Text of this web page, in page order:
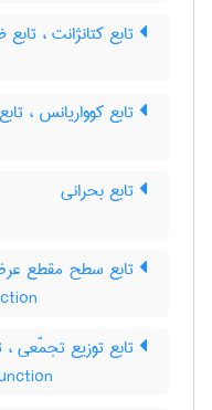
تابع کتانژانت ،
تابع کوواریانس ،
تابع بحرانی
تابع سطح مقطع
تابع توزیع تجمّعی